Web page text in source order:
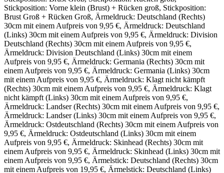
Stickposition: Vorne klein (Brust) + Rücken groß, Stickposition:
Brust Groß + Rücken Groß, Ärmeldruck: Deutschland (Rechts)
30cm mit einem Aufpreis von 9,95 €, Ärmeldruck: Deutschland
(Links) 30cm mit einem Aufpreis von 9,95 €, Ärmeldruck: Division
Deutschland (Rechts) 30cm mit einem Aufpreis von 9,95 €,
Ärmeldruck: Division Deutschland (Links) 30cm mit einem
Aufpreis von 9,95 €, Ärmeldruck: Germania (Rechts) 30cm mit
einem Aufpreis von 9,95 €, Ärmeldruck: Germania (Links) 30cm
mit einem Aufpreis von 9,95 €, Ärmeldruck: Klagt nicht kämpft
(Rechts) 30cm mit einem Aufpreis von 9,95 €, Ärmeldruck: Klagt
nicht kämpft (Links) 30cm mit einem Aufpreis von 9,95 €,
Ärmeldruck: Landser (Rechts) 30cm mit einem Aufpreis von 9,95 €,
Ärmeldruck: Landser (Links) 30cm mit einem Aufpreis von 9,95 €,
Ärmeldruck: Ostdeutschland (Rechts) 30cm mit einem Aufpreis von
9,95 €, Ärmeldruck: Ostdeutschland (Links) 30cm mit einem
Aufpreis von 9,95 €, Ärmeldruck: Skinhead (Rechts) 30cm mit
einem Aufpreis von 9,95 €, Ärmeldruck: Skinhead (Links) 30cm mit
einem Aufpreis von 9,95 €, Ärmelstick: Deutschland (Rechts) 30cm
mit einem Aufpreis von 19,95 €, Ärmelstick: Deutschland (Links)